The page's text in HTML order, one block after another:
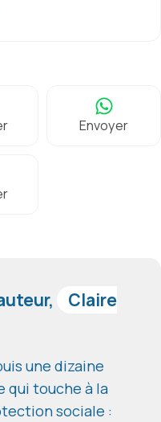
Envoyer
Claire
une dizaine
qui touche à la
sociale :